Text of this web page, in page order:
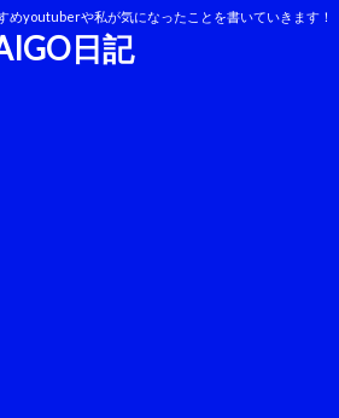
めyoutuberや私が気になったことを書いていきます！
日記